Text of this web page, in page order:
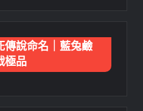
說命名｜藍兔鹼
極品